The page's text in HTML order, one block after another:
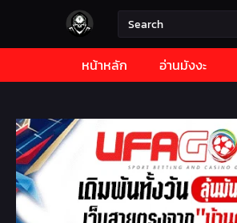
หน้าหลัก อ่านมังงะ